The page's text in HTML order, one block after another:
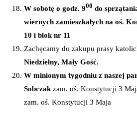
W sobotę o godz. 900 do
wiernych zamieszkałych na oś.
10 i blok nr 11
Zachęcamy do zakupu prasy
Niedzielny, Mały Gość.
W minionym tygodniu z naszej
Sobczakzam. oś. Konstytucji 3
zam. oś. Konstytucji 3 Maja